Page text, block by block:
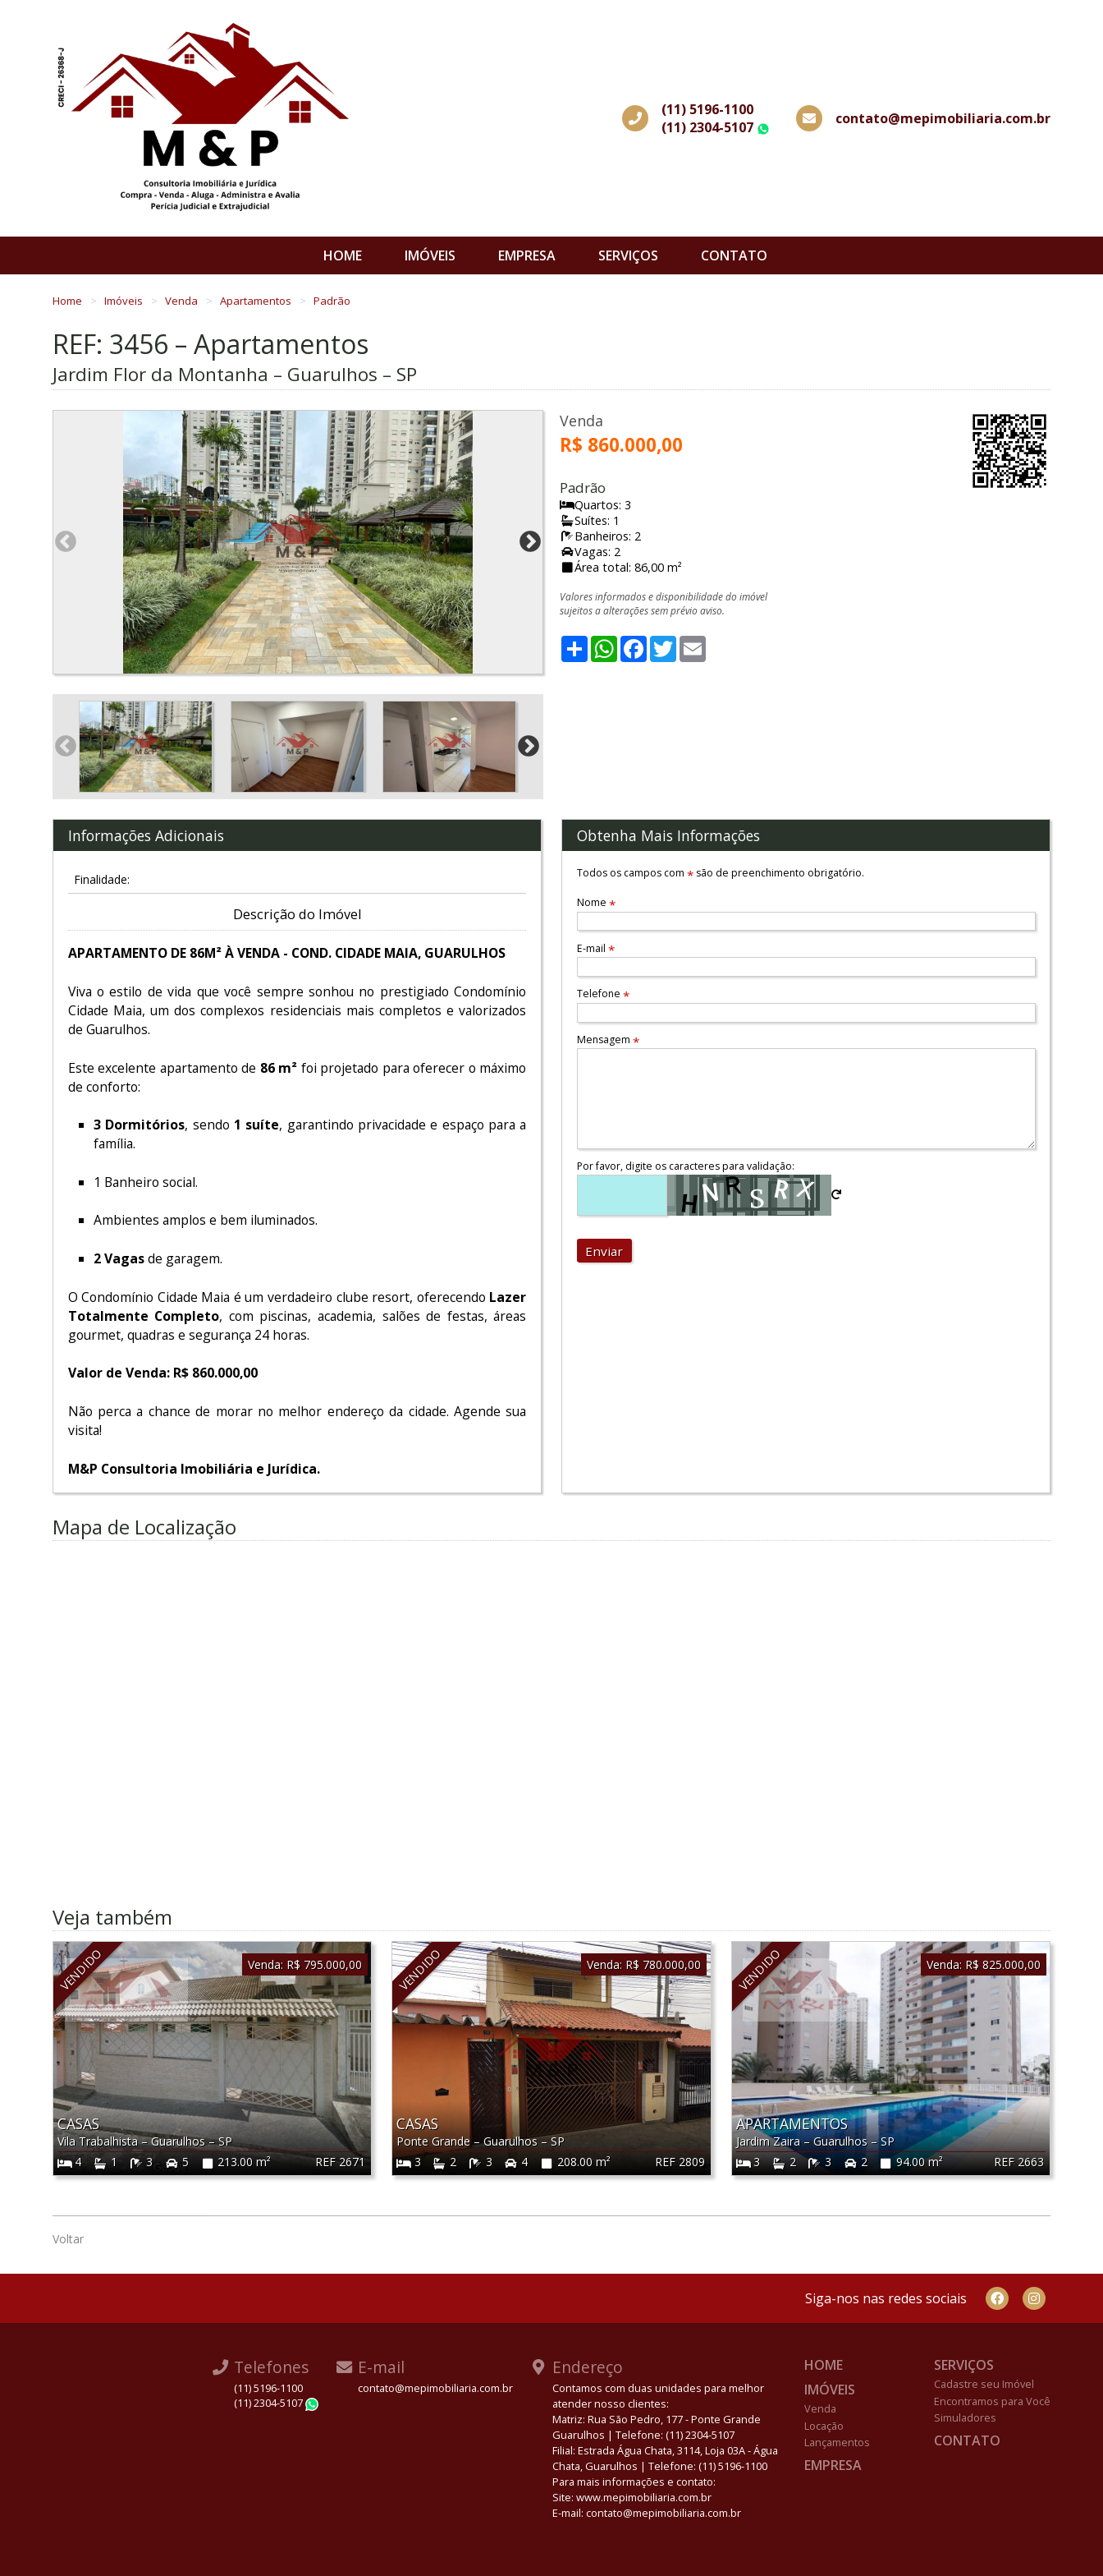
(11) 5196-1100
(11) 2304-5107
WhatsApp
contato@mepimobiliaria.com.br
HOME IMÓVEIS EMPRESA SERVIÇOS CONTATO
Home Imóveis Venda Apartamentos Padrão
REF: 3456 – Apartamentos
Jardim Flor da Montanha – Guarulhos – SP
Venda
R$ 860.000,00
Padrão
Quartos: 3
Suítes: 1
Banheiros: 2
Vagas: 2
Área total: 86,00 m²
Valores informados e disponibilidade do imóvel
sujeitos a alterações sem prévio aviso.
ShareWhatsApp
Facebook
Twitter
Informações Adicionais
Finalidade:
Descrição do Imóvel
APARTAMENTO DE 86M² À VENDA - COND. CIDADE MAIA, GUARULHOS
Viva o estilo de vida que você sempre sonhou no prestigiado Condomínio
Cidade Maia, um dos complexos residenciais mais completos e valorizados
de Guarulhos.
Este excelente apartamento de 86 m² foi projetado para oferecer o máximo
de conforto:
3 Dormitórios, sendo 1 suíte, garantindo privacidade e espaço para a
família.
1 Banheiro social.
Ambientes amplos e bem iluminados.
2 Vagasde garagem.
O Condomínio Cidade Maia é um verdadeiro clube resort, oferecendo Lazer
Totalmente Completo, com piscinas, academia, salões de festas, áreas
gourmet, quadras e segurança 24 horas.
Valor de Venda: R$ 860.000,00
Não perca a chance de morar no melhor endereço da cidade. Agende sua
visita!
M&P Consultoria Imobiliária e Jurídica.
Obtenha Mais Informações
Todos os campos com *são de preenchimento obrigatório.
Nome *
E-mail *
Telefone *
Mensagem *
Por favor, digite os caracteres para validação:
Enviar
Mapa de Localização
Veja também
VENDIDO
REF 2671
CASAS
Vila Trabalhista–Guarulhos–SP
4
1 3 5 213.00 m²
Venda: R$ 795.000,00 VENDIDO
REF 2809
CASAS
Ponte Grande –Guarulhos–SP
3
2 3 4 208.00 m²
Venda: R$ 780.000,00 VENDIDO
REF 2663
APARTAMENTOS
Jardim Zaira–Guarulhos–SP
3
2 3 2 94.00 m²
Venda: R$ 825.000,00
Voltar
Siga-nos nas redes sociais
Telefones
(11) 5196-1100
(11) 2304-5107
E-mail
contato@mepimobiliaria.com.br
Endereço
Contamos com duas unidades para melhor
atender nosso clientes:
Matriz: Rua São Pedro, 177 - Ponte Grande
Guarulhos | Telefone: (11) 2304-5107
Filial: Estrada Água Chata, 3114, Loja 03A - Água
Chata, Guarulhos | Telefone: (11) 5196-1100
Para mais informações e contato:
Site: www.mepimobiliaria.com.br
E-mail: contato@mepimobiliaria.com.br
HOME
IMÓVEIS
Venda
Locação
Lançamentos
EMPRESA
SERVIÇOS
Cadastre seu Imóvel
Encontramos para Você
Simuladores
CONTATO